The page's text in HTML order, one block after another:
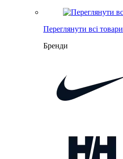
Переглянути всі товари
Бренди